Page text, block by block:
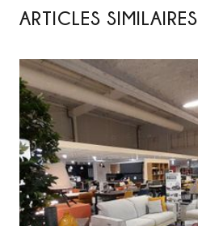
ARTICLES SIMILAIRES